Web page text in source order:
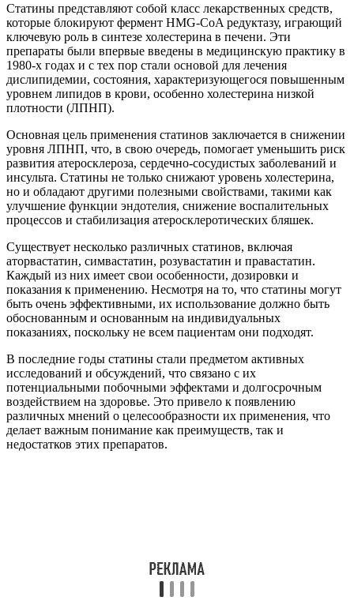
Статины представляют собой класс лекарственных средств,
которые блокируют фермент HMG-CoA редуктазу, играющий
ключевую роль в синтезе холестерина в печени. Эти
препараты были впервые введены в медицинскую практику в
1980-х годах и с тех пор стали основой для лечения
дислипидемии, состояния, характеризующегося повышенным
уровнем липидов в крови, особенно холестерина низкой
плотности (ЛПНП).
Основная цель применения статинов заключается в снижении
уровня ЛПНП, что, в свою очередь, помогает уменьшить риск
развития атеросклероза, сердечно-сосудистых заболеваний и
инсульта. Статины не только снижают уровень холестерина,
но и обладают другими полезными свойствами, такими как
улучшение функции эндотелия, снижение воспалительных
процессов и стабилизация атеросклеротических бляшек.
Существует несколько различных статинов, включая
аторвастатин, симвастатин, розувастатин и правастатин.
Каждый из них имеет свои особенности, дозировки и
показания к применению. Несмотря на то, что статины могут
быть очень эффективными, их использование должно быть
обоснованным и основанным на индивидуальных
показаниях, поскольку не всем пациентам они подходят.
В последние годы статины стали предметом активных
исследований и обсуждений, что связано с их
потенциальными побочными эффектами и долгосрочным
воздействием на здоровье. Это привело к появлению
различных мнений о целесообразности их применения, что
делает важным понимание как преимуществ, так и
недостатков этих препаратов.